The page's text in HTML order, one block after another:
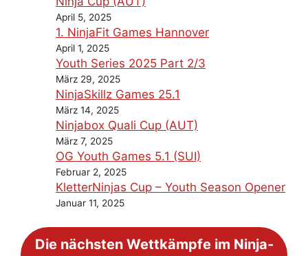
April 5, 2025
1. NinjaFit Games Hannover
April 1, 2025
Youth Series 2025 Part 2/3
März 29, 2025
NinjaSkillz Games 25.1
März 14, 2025
Ninjabox Quali Cup (AUT)
März 7, 2025
OG Youth Games 5.1 (SUI)
Februar 2, 2025
KletterNinjas Cup – Youth Season Opener
Januar 11, 2025
Die nächsten Wettkämpfe im Ninja-